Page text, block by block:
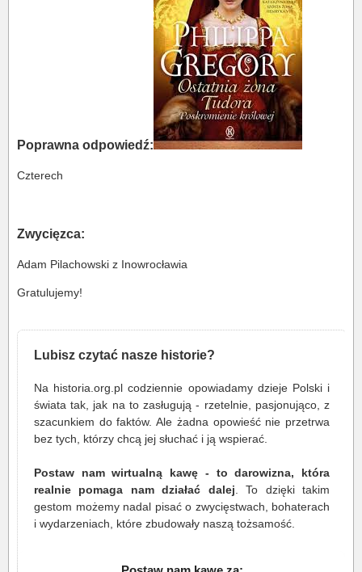
Poprawna odpowiedź:
Czterech
Zwycięzca:
Adam Pilachowski z Inowrocławia
Gratulujemy!
Lubisz czytać nasze historie?
Na historia.org.pl codziennie opowiadamy dzieje Polski i
świata tak, jak na to zasługują - rzetelnie, pasjonująco, z
szacunkiem do faktów. Ale żadna opowieść nie przetrwa
bez tych, którzy chcą jej słuchać i ją wspierać.
Postaw nam wirtualną kawę - to darowizna, która
realnie pomaga nam działać dalej . To dzięki takim
gestom możemy nadal pisać o zwycięstwach, bohaterach
i wydarzeniach, które zbudowały naszą tożsamość.